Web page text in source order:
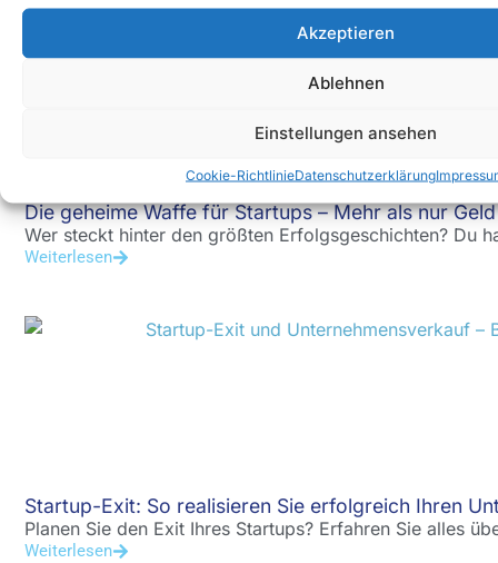
Akzeptieren
Ablehnen
Einstellungen ansehen
Cookie-RichtlinieDatenschutzerklärung
Die geheime Waffe für Startups – Mehr als nur Geld
Wer steckt hinter den größten Erfolgsgeschichten? Du
Weiterlesen
Startup-Exit: So realisieren Sie erfolgreich Ihren
Planen Sie den Exit Ihres Startups? Erfahren Sie alles
Weiterlesen